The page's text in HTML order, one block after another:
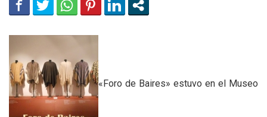
«Foro de Baires» estuvo en el Museo